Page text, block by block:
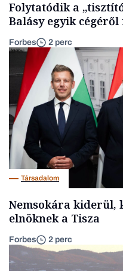
Folytatódik a
Balásy egyik cégéről
Forbes 2 perc
Társadalom
Nemsokára kiderül,
elnöknek a Tisza
Forbes 2 perc